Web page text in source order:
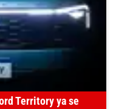
Territory ya se